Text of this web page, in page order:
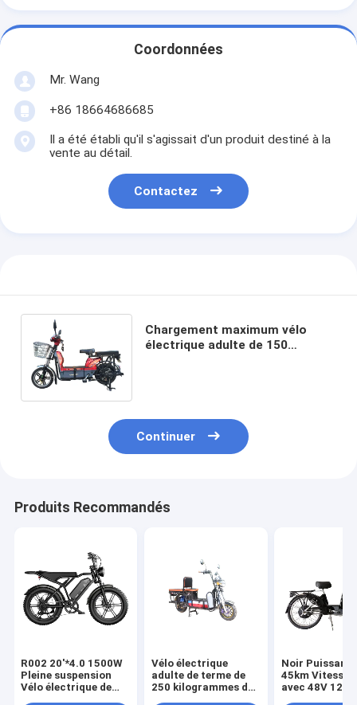
Coordonnées
Mr. Wang
+86 18664686685
Il a été établi qu'il s'agissait d'un produit destiné à la
vente au détail.
Contactez
Chargement maximum vélo
électrique adulte de 150
Continuer
Produits Recommandés
R002 20'*4.0 1500W
Pleine suspension
Vélo électrique de
Vélo électrique
adulte de terme de
250 kilogrammes de
Noir Puissant
45km Vitesse
avec 48V 12Ah